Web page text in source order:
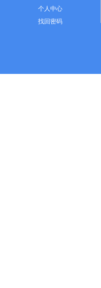
个人中心
找回密码